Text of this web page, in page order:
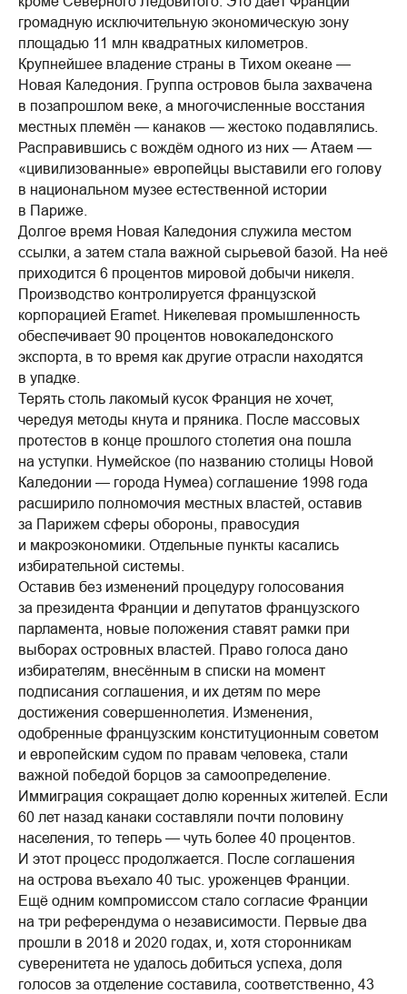
громадную исключительную экономическую зону
площадью 11 млн квадратных километров.
Крупнейшее владение страны в Тихом океане —
Новая Каледония. Группа островов была захвачена
в позапрошлом веке, а многочисленные восстания
местных племён — канаков — жестоко подавлялись.
Расправившись с вождём одного из них — Атаем —
«цивилизованные» европейцы выставили его голову
в национальном музее естественной истории
в Париже.
Долгое время Новая Каледония служила местом
ссылки, а затем стала важной сырьевой базой. На неё
приходится 6 процентов мировой добычи никеля.
Производство контролируется французской
корпорацией Eramet. Никелевая промышленность
обеспечивает 90 процентов новокаледонского
экспорта, в то время как другие отрасли находятся
в упадке.
Терять столь лакомый кусок Франция не хочет,
чередуя методы кнута и пряника. После массовых
протестов в конце прошлого столетия она пошла
на уступки. Нумейское (по названию столицы Новой
Каледонии — города Нумеа) соглашение 1998 года
расширило полномочия местных властей, оставив
за Парижем сферы обороны, правосудия
и макроэкономики. Отдельные пункты касались
избирательной системы.
Оставив без изменений процедуру голосования
за президента Франции и депутатов французского
парламента, новые положения ставят рамки при
выборах островных властей. Право голоса дано
избирателям, внесённым в списки на момент
подписания соглашения, и их детям по мере
достижения совершеннолетия. Изменения,
одобренные французским конституционным советом
и европейским судом по правам человека, стали
важной победой борцов за самоопределение.
Иммиграция сокращает долю коренных жителей. Если
60 лет назад канаки составляли почти половину
населения, то теперь — чуть более 40 процентов.
И этот процесс продолжается. После соглашения
на острова въехало 40 тыс. уроженцев Франции.
Ещё одним компромиссом стало согласие Франции
на три референдума о независимости. Первые два
прошли в 2018 и 2020 годах, и, хотя сторонникам
суверенитета не удалось добиться успеха, доля
голосов за отделение составила, соответственно, 43